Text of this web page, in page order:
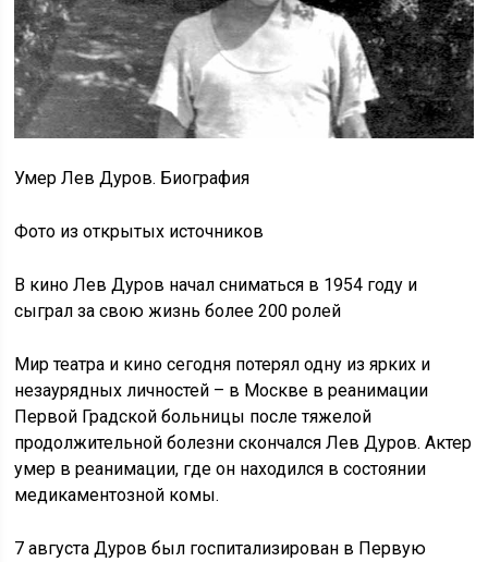
Умер Лев Дуров. Биография
Фото из открытых источников
В кино Лев Дуров начал сниматься в 1954 году и
сыграл за свою жизнь более 200 ролей
Мир театра и кино сегодня потерял одну из ярких и
незаурядных личностей – в Москве в реанимации
Первой Градской больницы после тяжелой
продолжительной болезни скончался Лев Дуров. Актер
умер в реанимации, где он находился в состоянии
медикаментозной комы.
7 августа Дуров был госпитализирован в Первую